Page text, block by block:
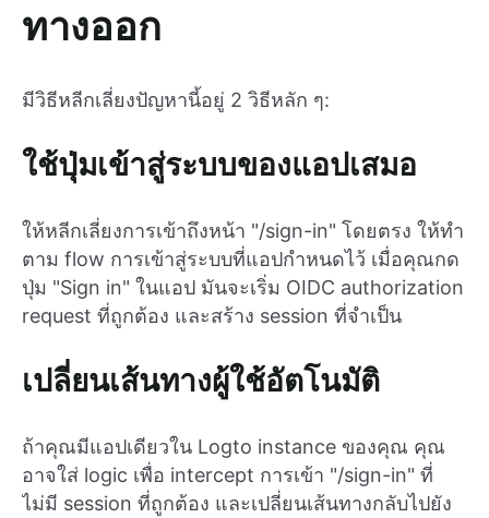
ทางออก
มีวิธีหลีกเลี่ยงปัญหานี้อยู่ 2 วิธีหลัก ๆ:
ใช้ปุ่มเข้าสู่ระบบของแอปเสมอ
ให้หลีกเลี่ยงการเข้าถึงหน้า "/sign-in" โดยตรง ให้ทำ
ตาม flow การเข้าสู่ระบบที่แอปกำหนดไว้ เมื่อคุณกด
ปุ่ม "Sign in" ในแอป มันจะเริ่ม OIDC authorization
request ที่ถูกต้อง และสร้าง session ที่จำเป็น
เปลี่ยนเส้นทางผู้ใช้อัตโนมัติ
ถ้าคุณมีแอปเดียวใน Logto instance ของคุณ คุณ
อาจใส่ logic เพื่อ intercept การเข้า "/sign-in" ที่
ไม่มี session ที่ถูกต้อง และเปลี่ยนเส้นทางกลับไปยัง